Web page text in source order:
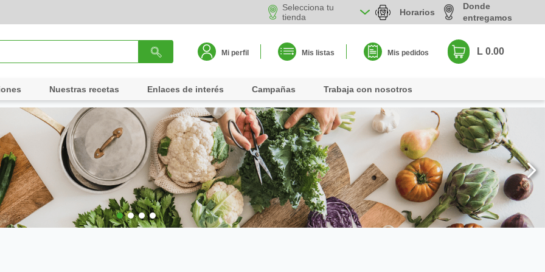
Selecciona tu
tienda
Horarios
Donde
entregamos
Mi perfil Mis listas Mis pedidos L 0.00
Nuestras recetas Enlaces de interés Campañas Trabaja con nosotros